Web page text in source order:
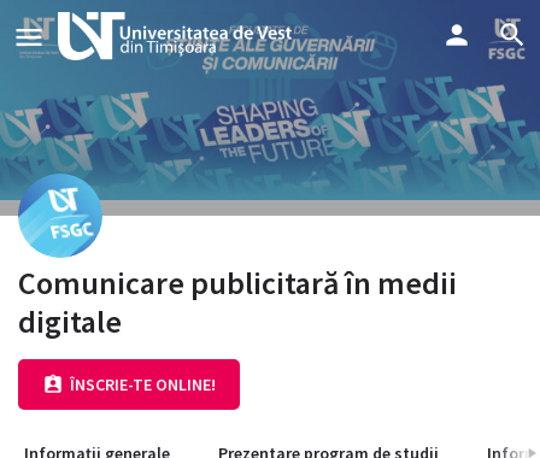
Comunicare publicitară în medii
digitale
ÎNSCRIE-TE ONLINE!
Informații generale Prezentare program de studii